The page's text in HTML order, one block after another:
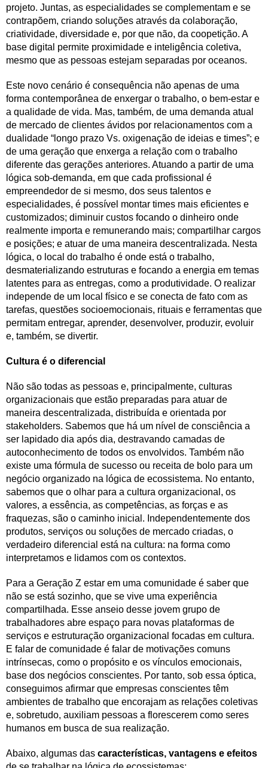
projeto. Juntas, as especialidades se complementam e se
contrapõem, criando soluções através da colaboração,
criatividade, diversidade e, por que não, da coopetição. A
base digital permite proximidade e inteligência coletiva,
mesmo que as pessoas estejam separadas por oceanos.
Este novo cenário é consequência não apenas de uma
forma contemporânea de enxergar o trabalho, o bem-estar e
a qualidade de vida. Mas, também, de uma demanda atual
de mercado de clientes ávidos por relacionamentos com a
dualidade “longo prazo Vs. oxigenação de ideias e times”; e
de uma geração que enxerga a relação com o trabalho
diferente das gerações anteriores. Atuando a partir de uma
lógica sob-demanda, em que cada profissional é
empreendedor de si mesmo, dos seus talentos e
especialidades, é possível montar times mais eficientes e
customizados; diminuir custos focando o dinheiro onde
realmente importa e remunerando mais; compartilhar cargos
e posições; e atuar de uma maneira descentralizada. Nesta
lógica, o local do trabalho é onde está o trabalho,
desmaterializando estruturas e focando a energia em temas
latentes para as entregas, como a produtividade. O realizar
independe de um local físico e se conecta de fato com as
tarefas, questões socioemocionais, rituais e ferramentas que
permitam entregar, aprender, desenvolver, produzir, evoluir
e, também, se divertir.
Cultura é o diferencial
Não são todas as pessoas e, principalmente, culturas
organizacionais que estão preparadas para atuar de
maneira descentralizada, distribuída e orientada por
stakeholders. Sabemos que há um nível de consciência a
ser lapidado dia após dia, destravando camadas de
autoconhecimento de todos os envolvidos. Também não
existe uma fórmula de sucesso ou receita de bolo para um
negócio organizado na lógica de ecossistema. No entanto,
sabemos que o olhar para a cultura organizacional, os
valores, a essência, as competências, as forças e as
fraquezas, são o caminho inicial. Independentemente dos
produtos, serviços ou soluções de mercado criadas, o
verdadeiro diferencial está na cultura: na forma como
interpretamos e lidamos com os contextos.
Para a Geração Z estar em uma comunidade é saber que
não se está sozinho, que se vive uma experiência
compartilhada. Esse anseio desse jovem grupo de
trabalhadores abre espaço para novas plataformas de
serviços e estruturação organizacional focadas em cultura.
E falar de comunidade é falar de motivações comuns
intrínsecas, como o propósito e os vínculos emocionais,
base dos negócios conscientes. Por tanto, sob essa óptica,
conseguimos afirmar que empresas conscientes têm
ambientes de trabalho que encorajam as relações coletivas
e, sobretudo, auxiliam pessoas a florescerem como seres
humanos em busca de sua realização.
Abaixo, algumas das características, vantagens e efeitos